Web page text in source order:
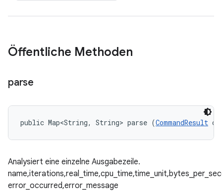
Öffentliche Methoden
parse
public Map<String, String> parse (CommandResult
Analysiert eine einzelne Ausgabezeile.
error_occurred,error_message